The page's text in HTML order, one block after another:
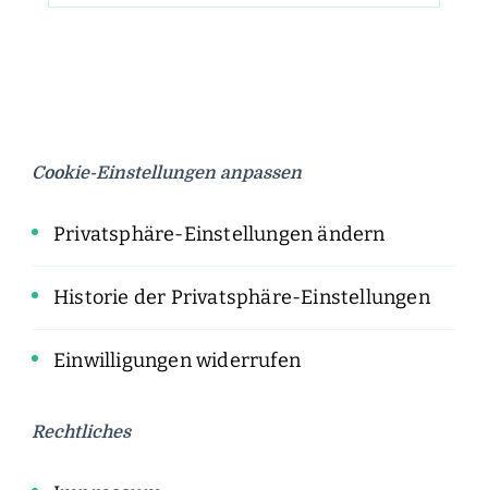
Cookie-Einstellungen anpassen
Privatsphäre-Einstellungen ändern
Historie der Privatsphäre-Einstellungen
Einwilligungen widerrufen
Rechtliches